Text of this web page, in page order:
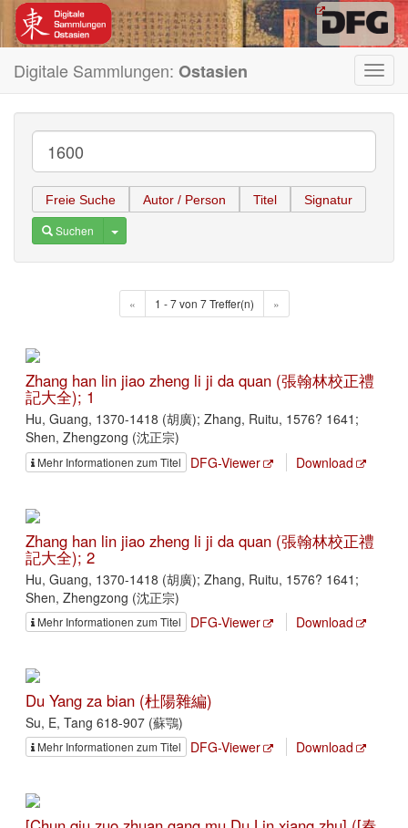
Digitale Sammlungen: Ostasien
Freie Suche Autor / Person Titel Signatur
Suchen Toggle Dropdown
« 1 - 7 von 7 Treffer(n) »
Zhang han lin jiao zheng li ji da quan (張翰林校正禮
記大全); 1
Hu, Guang, 1370-1418 (胡廣); Zhang, Ruitu, 1576? 1641;
Shen, Zhengzong (沈正宗)
Mehr Informationen zum Titel DFG-Viewer Download
Zhang han lin jiao zheng li ji da quan (張翰林校正禮
記大全); 2
Hu, Guang, 1370-1418 (胡廣); Zhang, Ruitu, 1576? 1641;
Shen, Zhengzong (沈正宗)
Mehr Informationen zum Titel DFG-Viewer Download
Du Yang za bian (杜陽雜編)
Su, E, Tang 618-907 (蘇鶚)
Mehr Informationen zum Titel DFG-Viewer Download